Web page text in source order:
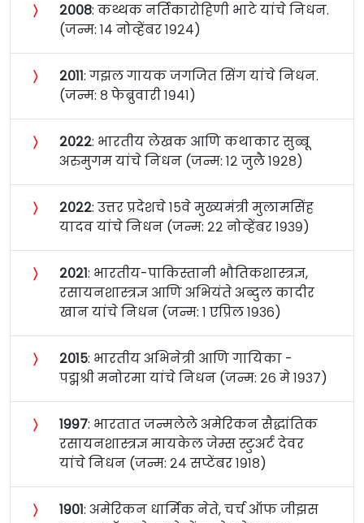
〉 २००८: कथ्थक नर्तिकारोहिणी भाटे यांचे निधन.
(जन्म: १४ नोव्हेंबर १९२४)
〉 २०११: गझल गायक जगजित सिंग यांचे निधन.
(जन्म: ८ फेब्रुवारी १९४१)
〉 २०२२: भारतीय लेखक आणि कथाकार सुब्बू
अरुमुगम यांचे निधन (जन्म: १२ जुलै १९२८)
〉 २०२२: उत्तर प्रदेशचे १५वे मुख्यमंत्री मुलामसिंह
यादव यांचे निधन (जन्म: २२ नोव्हेंबर १९३९)
〉 २०२१: भारतीय-पाकिस्तानी भौतिकशास्त्रज्ञ,
रसायनशास्त्रज्ञ आणि अभियंते अब्दुल कादीर
खान यांचे निधन (जन्म: १ एप्रिल १९३६)
〉 २०१५: भारतीय अभिनेत्री आणि गायिका -
पद्मश्री मनोरमा यांचे निधन (जन्म: २६ मे १९३७)
〉 १९९७: भारतात जन्मलेले अमेरिकन सैद्धांतिक
रसायनशास्त्रज्ञ मायकेल जेम्स स्टुअर्ट देवर
यांचे निधन (जन्म: २४ सप्टेंबर १९१८)
〉 १९०१: अमेरिकन धार्मिक नेते, चर्च ऑफ जीझस